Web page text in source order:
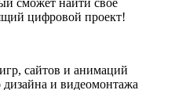
цифровой проект!
сайтов и анимаций
и видеомонтажа